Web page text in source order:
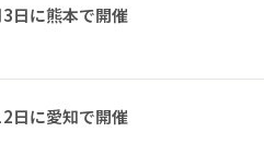
日に熊本で開催
日に愛知で開催